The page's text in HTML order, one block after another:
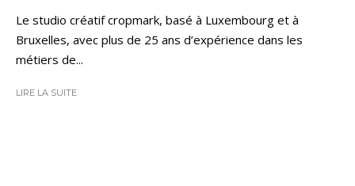
Le studio créatif cropmark, basé à Luxembourg et à
Bruxelles, avec plus de 25 ans d’expérience dans les
métiers de...
LIRE LA SUITE